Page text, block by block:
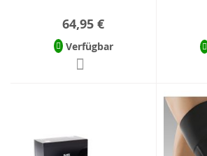
64,95 €
Verfügbar